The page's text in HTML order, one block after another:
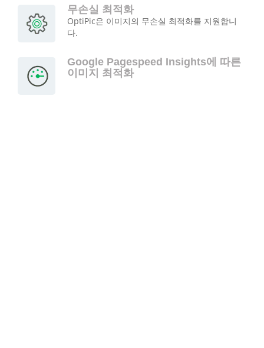
무손실 최적화
OptiPic은 이미지의 무손실 최적화를 지원합니
다.
Google Pagespeed Insights에 따른
이미지 최적화